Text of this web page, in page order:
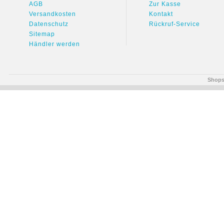
AGB
Versandkosten
Datenschutz
Sitemap
Händler werden
Zur Kasse
Kontakt
Rückruf-Service